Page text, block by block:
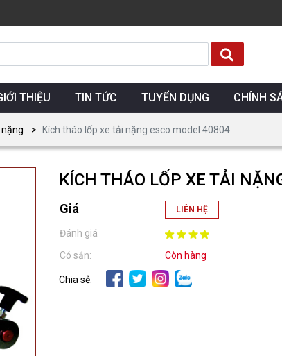
THIỆU TIN TỨC TUYỂN DỤNG CHÍNH
Kích tháo lốp xe tải nặng esco model 40804
KÍCH THÁO LỐP XE TẢI
Giá LIÊN HỆ
Đánh giá
Có sẵn:
Còn hàng
Chia sẻ: